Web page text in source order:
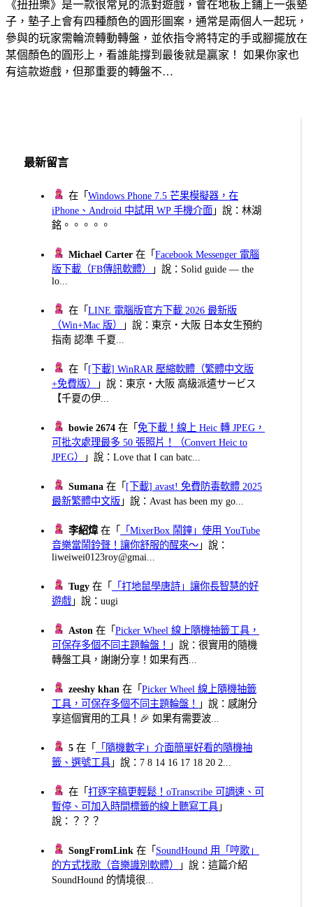
《扭扭樂》是一款很常見的派對遊戲，會在地板上鋪上一張墊
子，墊子上會有四種顏色的圓形圖案，通常是兩個人一起玩，
參與的玩家需輪流轉動轉盤，並依指令將特定的手或腳擺放在
某個顏色的圓形上，看誰能撐到最後就是贏家！ 如果你家也
有這款遊戲，但那重要的轉盤不…
最新留言
在「Windows Phone 7.5 芒果模擬器，在
iPhone、Android 中試用 WP 手機介面 」說：林湖
銘。。。。。
Michael Carter 在「Facebook Messenger 電腦
版下載（FB傳訊軟體）
」說：Solid guide — the
lo...
在「LINE 電腦版官方下載 2026 最新版
（Win+Mac 版）
」說：東京・大阪 日本女生預約
指南 認準 千夏...
在「 [下載] WinRAR 壓縮軟體（繁體中文版
+免費版）
」說：東京・大阪 高級派遣サービス
【千夏の伊...
bowie 2674 在「免下載！線上 Heic 轉 JPEG，
可批次處理最多 50 張照片！（Convert Heic to
JPEG）
」說：Love that I can batc...
Sumana 在「 [下載] avast! 免費防毒軟體 2025
最新繁體中文版 」說：Avast has been my go...
李紹煒在「
「MixerBox 鬧鐘」使用 YouTube
音樂當鬧鈴聲！讓你舒服的醒來～ 」說：
liweiwei0123roy@gmai...
Tugy 在「
「打地鼠學唐詩」讓你長智慧的好
遊戲 」說：uugi
Aston 在「Picker Wheel 線上隨機抽籤工具，
可保存多個不同主題輪盤！
」說：很實用的隨機
轉盤工具，謝謝分享！如果有西...
zeeshy khan 在「Picker Wheel 線上隨機抽籤
工具，可保存多個不同主題輪盤！
」說：感謝分
享這個實用的工具！🎉 如果有需要波...
5 在「
「隨機數字」介面簡單好看的隨機抽
籤、選號工具 」說：7 8 14 16 17 18 20 2...
在「打逐字稿更輕鬆！oTranscribe 可調速、可
暫停、可加入時間標籤的線上聽寫工具 」
說：？？？
SongFromLink 在「 SoundHound 用「哼歌」
的方式找歌（音樂識別軟體）
」說：這篇介紹
SoundHound 的情境很...